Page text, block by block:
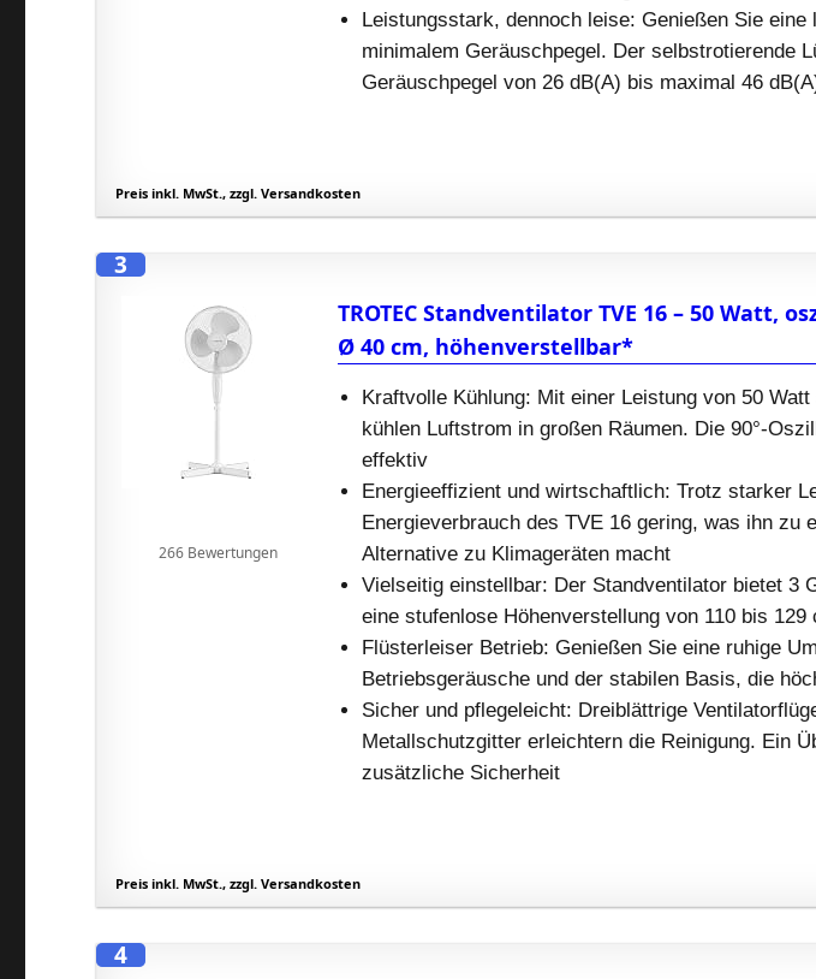
Leistungsstark, dennoch leise: Genießen Sie eine
minimalem Geräuschpegel. Der selbstrotierende
Geräuschpegel von 26 dB(A) bis maximal 46
Preis inkl. MwSt., zzgl. Versandkosten
3
266 Bewertungen
TROTEC Standventilator TVE 16 – 50 Watt,
Ø 40 cm, höhenverstellbar*
Kraftvolle Kühlung: Mit einer Leistung von 50
kühlen Luftstrom in großen Räumen. Die 90°-
effektiv
Energieeffizient und wirtschaftlich: Trotz starker
Energieverbrauch des TVE 16 gering, was ihn zu
Alternative zu Klimageräten macht
Vielseitig einstellbar: Der Standventilator bietet 3
eine stufenlose Höhenverstellung von 110 bis
Flüsterleiser Betrieb: Genießen Sie eine ruhige
Betriebsgeräusche und der stabilen Basis, die
Sicher und pflegeleicht: Dreiblättrige
Metallschutzgitter erleichtern die Reinigung. Ein
zusätzliche Sicherheit
Preis inkl. MwSt., zzgl. Versandkosten
4